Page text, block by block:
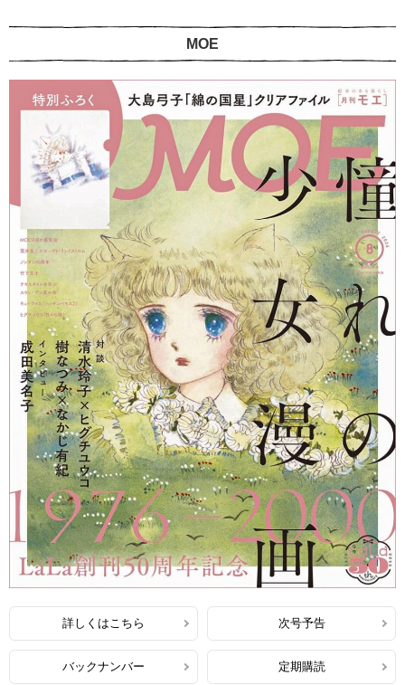
MOE
詳しくはこちら 次号予告
バックナンバー 定期購読